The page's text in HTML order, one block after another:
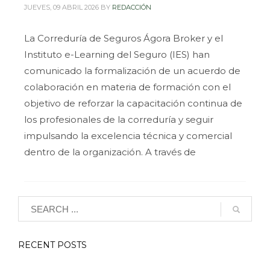
JUEVES, 09 ABRIL 2026 BY REDACCIÓN
La Correduría de Seguros Ágora Broker y el
Instituto e-Learning del Seguro (IES) han
comunicado la formalización de un acuerdo de
colaboración en materia de formación con el
objetivo de reforzar la capacitación continua de
los profesionales de la correduría y seguir
impulsando la excelencia técnica y comercial
dentro de la organización. A través de
PUBLISHED IN NOTICIAS
TAGGED UNDER:
#IES
1 2 3
RECENT POSTS